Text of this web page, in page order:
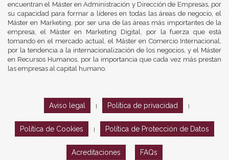
encuentran el Máster en Administración y Dirección de Empresas, por
su capacidad para formar a líderes en todas las áreas de negocio, el
Máster en Marketing, por ser una de las áreas más importantes de la
empresa, el Máster en Marketing Digital, por la fuerza que está
tomando en el mercado actual, el Máster en Comercio Internacional,
por la tendencia a la internacionalización de los negocios, y el Máster
en Recursos Humanos, por la importancia que cada vez más prestan
las empresas al capital humano.
Aviso legal Política de privacidad
Política de Cookies Política de Protección de Datos
Acreditaciones FAQs